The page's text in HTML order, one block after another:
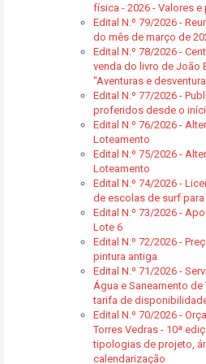
física - 2026 - Valores e
Edital N.º 79/2026 -
do mês de março de
Edital N.º 78/2026 -
venda do livro de João
"Aventuras e
Edital N.º 77/2026 -
proferidos desde o
Edital N.º 76/2026 -
Loteamento
Edital N.º 75/2026 -
Loteamento
Edital N.º 74/2026 -
de escolas de surf
Edital N.º 73/2026 -
Lote 6
Edital N.º 72/2026 -
pintura antiga
Edital N.º 71/2026 -
Água e Saneamento de
tarifa de
Edital N.º 70/2026 -
Torres Vedras - 10ª
tipologias de projeto,
calendarização